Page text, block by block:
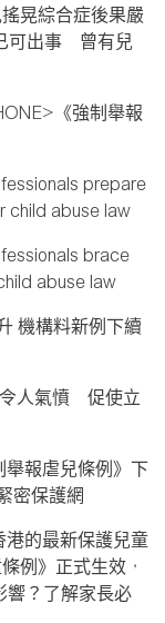
搖晃綜合症後果嚴
可出事 曾有兒
《強制舉報
prepare
child abuse law
brace
abuse law
機構料新例下續
令人氣憤 促使立
舉報虐兒條例》下
密保護網
港的最新保護兒童
例》正式生效，
響？了解家長必